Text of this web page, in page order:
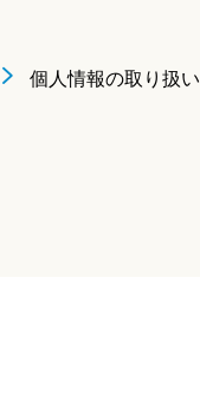
個人情報の取り扱い